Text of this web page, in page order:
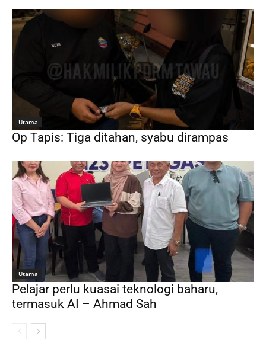
Utama
Op Tapis: Tiga ditahan, syabu dirampas
Utama
Pelajar perlu kuasai teknologi baharu,
termasuk AI – Ahmad Sah